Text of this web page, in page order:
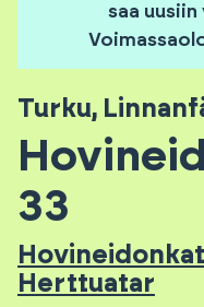
saa
Turku,
33
Herttuatar